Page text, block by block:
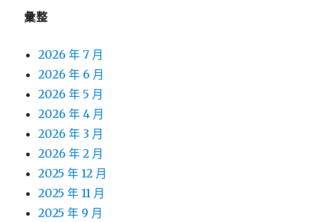
彙整
2026 年 7 月
2026 年 6 月
2026 年 5 月
2026 年 4 月
2026 年 3 月
2026 年 2 月
2025 年 12 月
2025 年 11 月
2025 年 9 月